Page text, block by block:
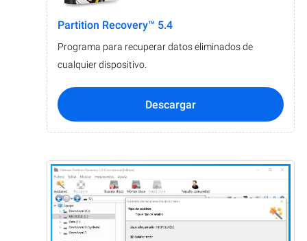
Partition Recovery™ 5.4
Programa para recuperar datos eliminados de
cualquier dispositivo.
Descargar